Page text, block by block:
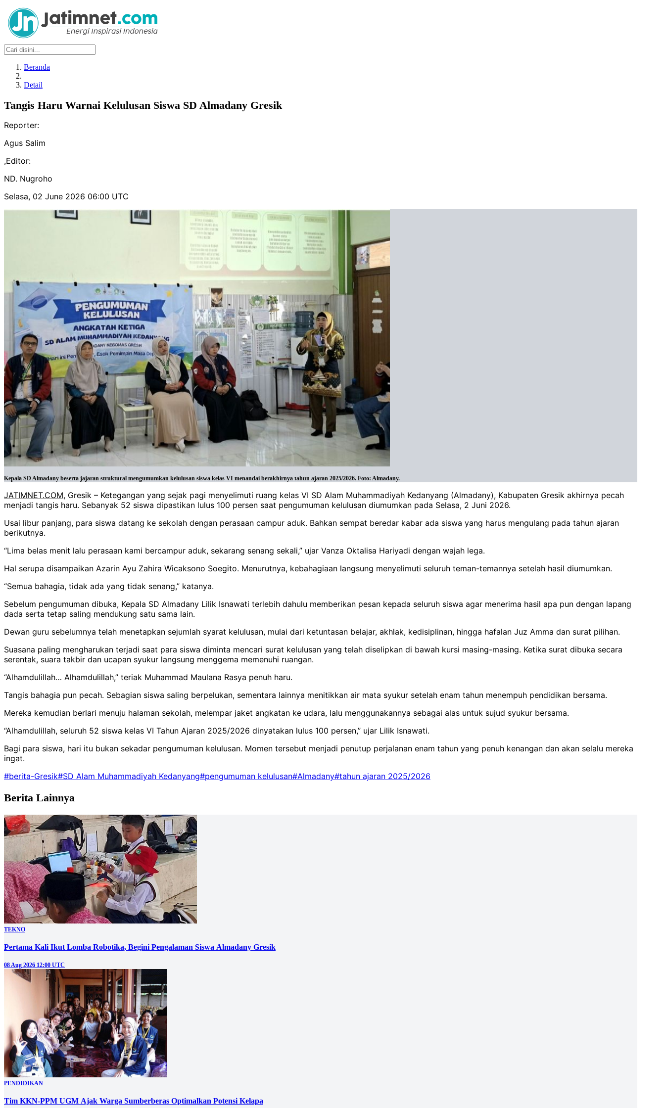
Beranda
Detail
Tangis Haru Warnai Kelulusan Siswa SD Almadany Gresik
Reporter:
Agus Salim
,Editor:
ND. Nugroho
Selasa, 02 June 2026 06:00 UTC
Kepala SD Almadany beserta jajaran struktural mengumumkan kelulusan siswa kelas VI menandai berakhirnya tahun ajaran 2025/2026. Foto: Almadany.
JATIMNET.COM, Gresik – Ketegangan yang sejak pagi menyelimuti ruang kelas VI SD Alam Muhammadiyah Kedanyang (Almadany), Kabupaten Gresik akhirnya pecah
menjadi tangis haru. Sebanyak 52 siswa dipastikan lulus 100 persen saat pengumuman kelulusan diumumkan pada Selasa, 2 Juni 2026.
Usai libur panjang, para siswa datang ke sekolah dengan perasaan campur aduk. Bahkan sempat beredar kabar ada siswa yang harus mengulang pada tahun ajaran
berikutnya.
“Lima belas menit lalu perasaan kami bercampur aduk, sekarang senang sekali,” ujar Vanza Oktalisa Hariyadi dengan wajah lega.
Hal serupa disampaikan Azarin Ayu Zahira Wicaksono Soegito. Menurutnya, kebahagiaan langsung menyelimuti seluruh teman-temannya setelah hasil diumumkan.
“Semua bahagia, tidak ada yang tidak senang,” katanya.
Sebelum pengumuman dibuka, Kepala SD Almadany Lilik Isnawati terlebih dahulu memberikan pesan kepada seluruh siswa agar menerima hasil apa pun dengan lapang
dada serta tetap saling mendukung satu sama lain.
Dewan guru sebelumnya telah menetapkan sejumlah syarat kelulusan, mulai dari ketuntasan belajar, akhlak, kedisiplinan, hingga hafalan Juz Amma dan surat pilihan.
Suasana paling mengharukan terjadi saat para siswa diminta mencari surat kelulusan yang telah diselipkan di bawah kursi masing-masing. Ketika surat dibuka secara
serentak, suara takbir dan ucapan syukur langsung menggema memenuhi ruangan.
“Alhamdulillah… Alhamdulillah,” teriak Muhammad Maulana Rasya penuh haru.
Tangis bahagia pun pecah. Sebagian siswa saling berpelukan, sementara lainnya menitikkan air mata syukur setelah enam tahun menempuh pendidikan bersama.
Mereka kemudian berlari menuju halaman sekolah, melempar jaket angkatan ke udara, lalu menggunakannya sebagai alas untuk sujud syukur bersama.
“Alhamdulillah, seluruh 52 siswa kelas VI Tahun Ajaran 2025/2026 dinyatakan lulus 100 persen,” ujar Lilik Isnawati.
Bagi para siswa, hari itu bukan sekadar pengumuman kelulusan. Momen tersebut menjadi penutup perjalanan enam tahun yang penuh kenangan dan akan selalu mereka
ingat.
#berita-Gresik#SD Alam Muhammadiyah Kedanyang#pengumuman kelulusan#Almadany#tahun ajaran 2025/2026
Berita Lainnya
TEKNO
Pertama Kali Ikut Lomba Robotika, Begini Pengalaman Siswa Almadany Gresik
08 Aug 2026 12:00 UTC
PENDIDIKAN
Tim KKN-PPM UGM Ajak Warga Sumberberas Optimalkan Potensi Kelapa